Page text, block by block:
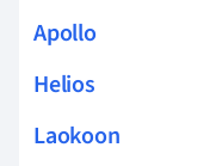
Apollo
Helios
Laokoon